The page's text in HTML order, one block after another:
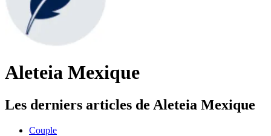
Aleteia Mexique
Les derniers articles de Aleteia Mexique
Couple